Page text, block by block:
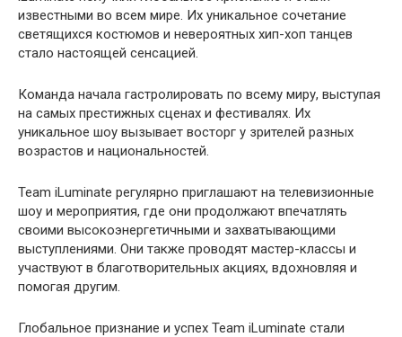
известными во всем мире. Их уникальное сочетание
светящихся костюмов и невероятных хип-хоп танцев
стало настоящей сенсацией.
Команда начала гастролировать по всему миру, выступая
на самых престижных сценах и фестивалях. Их
уникальное шоу вызывает восторг у зрителей разных
возрастов и национальностей.
Team iLuminate регулярно приглашают на телевизионные
шоу и мероприятия, где они продолжают впечатлять
своими высокоэнергетичными и захватывающими
выступлениями. Они также проводят мастер-классы и
участвуют в благотворительных акциях, вдохновляя и
помогая другим.
Глобальное признание и успех Team iLuminate стали